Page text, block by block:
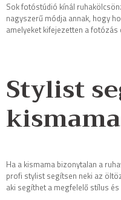
Sok fotóstúdió kínál
nagyszerű módja annak, hogy
amelyeket kifejezetten a fotózás
Stylist
Ha a kismama bizonytalan a
profi stylist segítsen neki az
aki segíthet a megfelelő stílus